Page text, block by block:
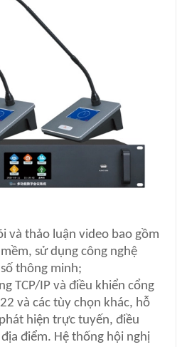
và thảo luận video bao gồm
sử dụng công nghệ
thông minh;
TCP/IP và điều khiển cổng
và các tùy chọn khác, hỗ
hiện trực tuyến, điều
điểm. Hệ thống hội nghị